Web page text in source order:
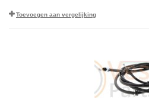
Toevoegen aan vergelijking